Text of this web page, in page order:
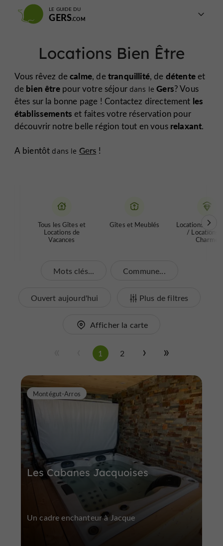
LE GUIDE DU
GERS
Locations Bien Être
Vous rêvez decalme, detranquillité, de détenteet
de bien êtrepour votre séjour dans le Gers? Vous
êtes sur la bonne page ! Contactez directement les
établissementset faites votre réservation pour
découvrir notre belle région tout en vous relaxant.
A bientôt dans le Gers !
Tous les Gîtes et
Locations de
Vacances
Gîtes et Meublés
Locations de
/ Locations
Charme
Mots clés... Commune...
Ouvert aujourd'hui Plus de filtres
Afficher la carte
1 2
Les Cabanes Jacquoises
Montégut-Arros
Un cadre enchanteur à Jacque